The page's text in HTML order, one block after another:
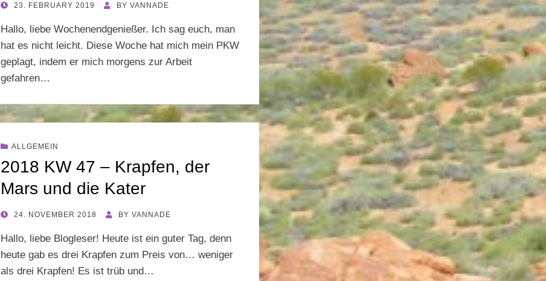
POSTED
23. FEBRUARY 2019 BY VANNADE
Hallo, liebe Wochenendgenießer. Ich sag euch, man
hat es nicht leicht. Diese Woche hat mich mein PKW
geplagt, indem er mich morgens zur Arbeit
gefahren…
ALLGEMEIN
2018 KW 47 – Krapfen, der
Mars und die Kater
POSTED
24. NOVEMBER 2018 BY VANNADE
Hallo, liebe Blogleser! Heute ist ein guter Tag, denn
heute gab es drei Krapfen zum Preis von… weniger
als drei Krapfen! Es ist trüb und…